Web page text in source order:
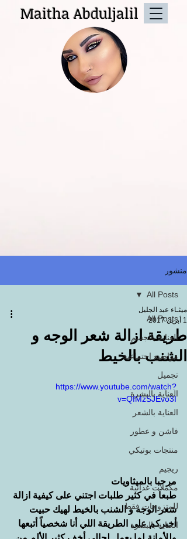
Maitha Abduljalil
منشور
All Posts
العناية بالجسم
مواضيع اجتماعية
تجميل
العناية بالبشرة
العناية بالشعر
فاشن و عطور
منتجات بوتيكي
ريجيم
مكملات غذائية
للمتزوجات فقط
العناية بالبشرة
All Posts
طريقة ازالة شعر الوجه و
الشنب بالخيط
ميثـاء عبد الجليل
1 أبريل 2017
https://www.youtube.com/watch?
v=QfMzSJEvo3I
مرحبا بالميثاويات
طبعاَ في كثير طلبات اجتني على كيفية ازالة
شعر الوجه و الشنب بالخيط لهيك حبيت
أخبركم على الطريقة اللي أنا شخصياً أتبعها